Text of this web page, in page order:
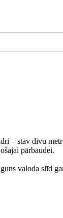
– stāv divu
pārbaudei.
valoda slīd